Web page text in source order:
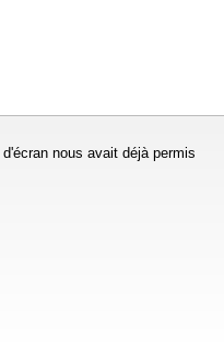
nous avait déjà permis